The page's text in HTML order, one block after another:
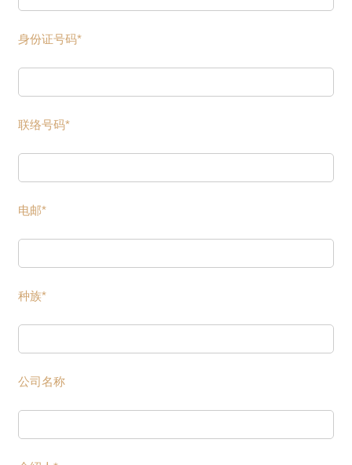
身份证号码*
联络号码*
电邮*
种族*
公司名称